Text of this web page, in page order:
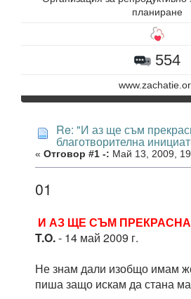
планиране
554
Re: "И аз ще съм
благотворителна
« Отговор #1 -: Май 13, 2009,
01
И АЗ ЩЕ СЪМ
T.O.- 14 май 2009 г.
Не знам дали изобщо имам
пиша защо искам да стана